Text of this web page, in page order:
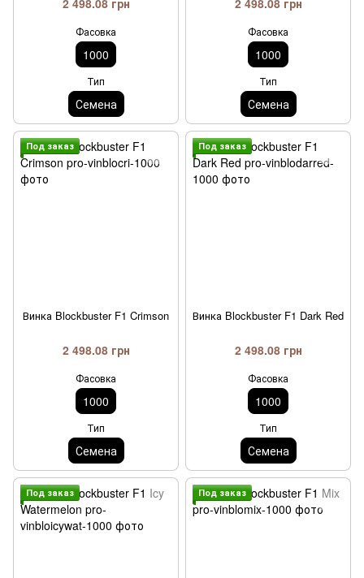
2 498.08 грн
Фасовка
1000
Тип
Семена
2 498.08 грн
Фасовка
1000
Тип
Семена
Под заказ
Винка Blockbuster F1 Crimson
2 498.08 грн
Фасовка
1000
Тип
Семена
Под заказ
Винка Blockbuster F1 Dark Red
2 498.08 грн
Фасовка
1000
Тип
Семена
Под заказ Под заказ